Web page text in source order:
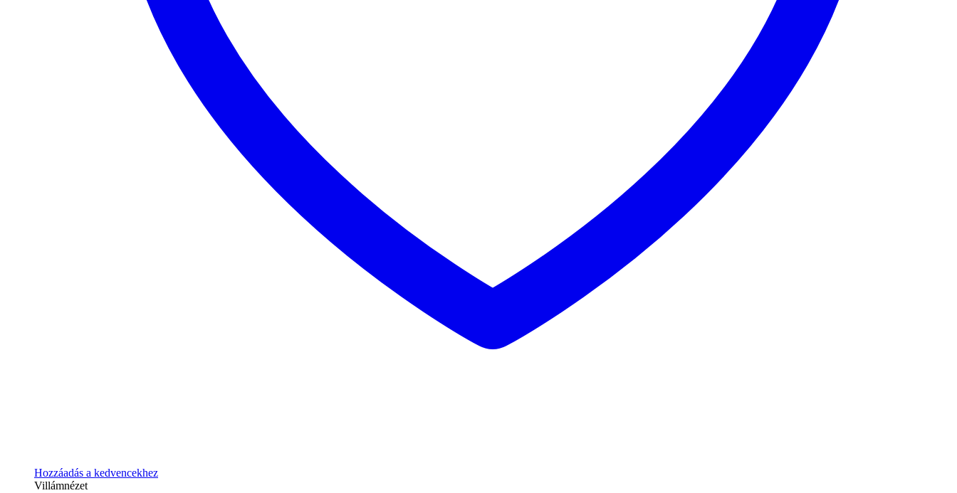
Hozzáadás a kedvencekhez
Villámnézet